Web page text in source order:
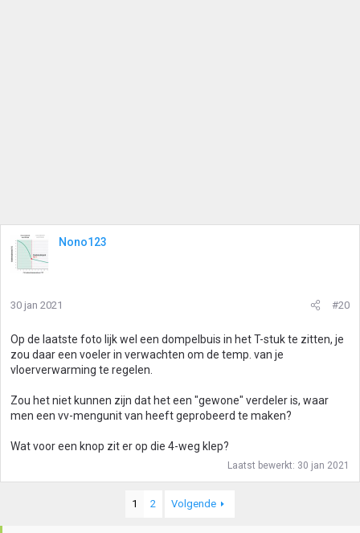
Nono123
30 jan 2021 #20
Op de laatste foto lijk wel een dompelbuis in het T-stuk te zitten, je
zou daar een voeler in verwachten om de temp. van je
vloerverwarming te regelen.
Zou het niet kunnen zijn dat het een "gewone" verdeler is, waar
men een vv-mengunit van heeft geprobeerd te maken?
Wat voor een knop zit er op die 4-weg klep?
Laatst bewerkt: 30 jan 2021
1 2 Volgende